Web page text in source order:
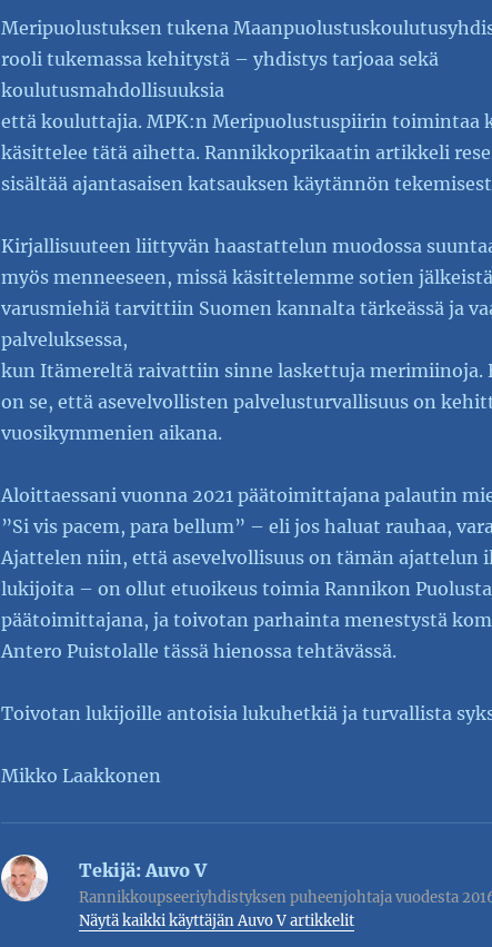
Meripuolustuksen tukena
rooli tukemassa kehitystä – yhdistys tarjoaa sekä
koulutusmahdollisuuksia
että kouluttajia. MPK:n Meripuolustuspiirin toimintaa
käsittelee tätä aihetta. Rannikkoprikaatin artikkeli
sisältää ajantasaisen katsauksen käytännön
Kirjallisuuteen liittyvän haastattelun muodossa
myös menneeseen, missä käsittelemme sotien
varusmiehiä tarvittiin Suomen kannalta tärkeässä ja
palveluksessa,
kun Itämereltä raivattiin sinne laskettuja merimiinoja.
on se, että asevelvollisten palvelusturvallisuus on
vuosikymmenien aikana.
Aloittaessani vuonna 2021 päätoimittajana palautin
”Si vis pacem, para bellum” – eli jos haluat rauhaa,
Ajattelen niin, että asevelvollisuus on tämän ajattelun
lukijoita – on ollut etuoikeus toimia Rannikon
päätoimittajana, ja toivotan parhainta menestystä
Antero Puistolalle tässä hienossa tehtävässä.
Toivotan lukijoille antoisia lukuhetkiä ja turvallista
Mikko Laakkonen
Tekijä: Auvo V
Rannikkoupseeriyhdistyksen puheenjohtaja vuodesta
Näytä kaikki käyttäjän Auvo V artikkelit